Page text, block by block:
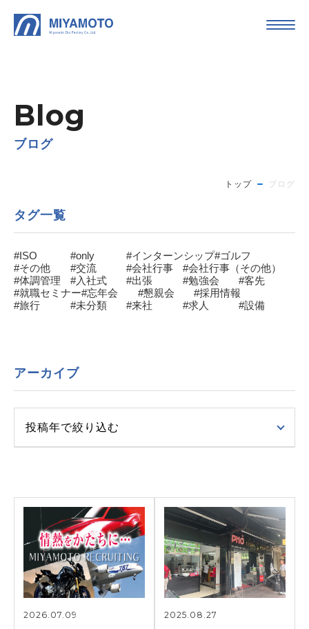
Blog
ブログ
トップ ブログ
タグ一覧
#ISO #only #インターンシップ#ゴルフ
#その他
#交流 #会社行事
#会社行事（その他）
#体調管理
#入社式 #出張 #勉強会
#客先
#就職セミナー#忘年会 #懇親会
#採用情報
#旅行
#未分類 #来社 #求人 #設備
アーカイブ
投稿年で絞り込む
2026.07.09 2025.08.27